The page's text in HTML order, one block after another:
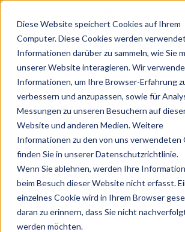
Diese Website speichert Cookies auf Ihrem
Computer. Diese Cookies werden
Informationen darüber zu sammeln, wie Sie
unserer Website interagieren. Wir
Informationen, um Ihre Browser-Erfahrung
verbessern und anzupassen, sowie für
Messungen zu unseren Besuchern auf
Website und anderen Medien. Weitere
Informationen zu den von uns verwendeten
finden Sie in unserer Datenschutzrichtlinie.
Wenn Sie ablehnen, werden Ihre
beim Besuch dieser Website nicht erfasst.
einzelnes Cookie wird in Ihrem Browser
daran zu erinnern, dass Sie nicht
werden möchten.
SKIP
إلى لغتك باستخدام خدمة ترجمة جوجل.
Sprache. Job.
- alles auf einer
Für Menschen mit Flucht- und
digital und kostenlos. Egal, welcher
egal wo in Deutschland.